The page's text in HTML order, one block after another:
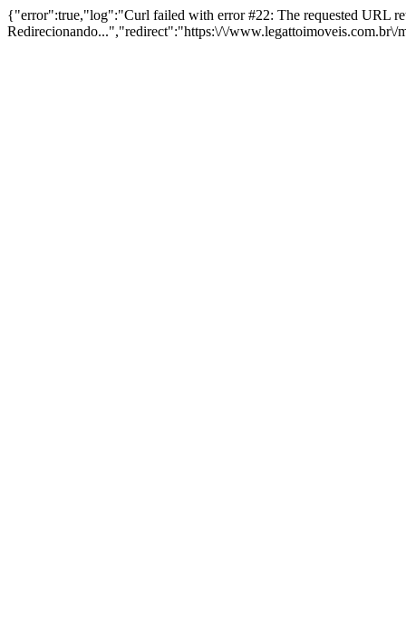
{"error":true,"log":"Curl failed with error #22: The requested URL
Redirecionando...","redirect":"https:\/\/www.legattoimoveis.com.br\/